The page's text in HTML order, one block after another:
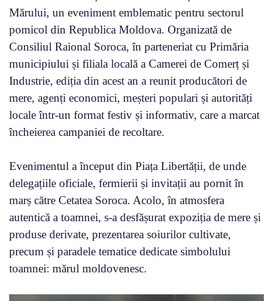
Mărului, un eveniment emblematic pentru sectorul
pomicol din Republica Moldova. Organizată de
Consiliul Raional Soroca, în parteneriat cu Primăria
municipiului și filiala locală a Camerei de Comerț și
Industrie, ediția din acest an a reunit producători de
mere, agenți economici, meșteri populari și autorități
locale într-un format festiv și informativ, care a marcat
încheierea campaniei de recoltare.
Evenimentul a început din Piața Libertății, de unde
delegațiile oficiale, fermierii și invitații au pornit în
marș către Cetatea Soroca. Acolo, în atmosfera
autentică a toamnei, s-a desfășurat expoziția de mere și
produse derivate, prezentarea soiurilor cultivate,
precum și paradele tematice dedicate simbolului
toamnei: mărul moldovenesc.